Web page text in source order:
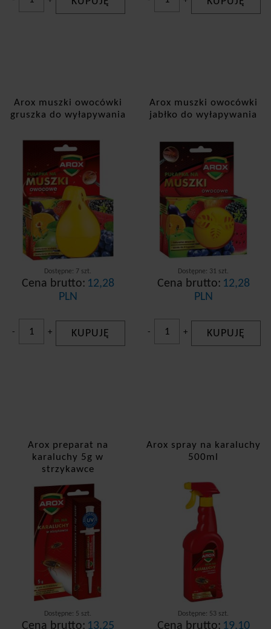
Kleszcze
Komary
Mrówki
Mszyce
Muchy
Muszki owocowe
Osy i szerszenie
Roztocza
Arox muszki owocówki
gruszka do wyłapywania
Dostępne: 7 szt.
Cena brutto: 12,28
PLN
- + KUPUJĘ
Arox muszki owocówki
jabłko do wyłapywania
Dostępne: 31 szt.
Cena brutto: 12,28
PLN
- + KUPUJĘ
Arox preparat na
karaluchy 5g w
strzykawce
Dostępne: 5 szt.
Cena brutto: 13,25
Arox spray na karaluchy
500ml
Dostępne: 53 szt.
Cena brutto: 19,10